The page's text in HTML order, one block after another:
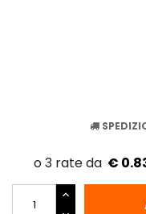
€